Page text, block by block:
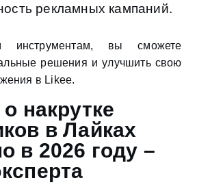
рекламных кампаний.
инструментам, вы сможете
решения и улучшить свою
в Likee.
накрутке
в Лайках
в 2026 году –